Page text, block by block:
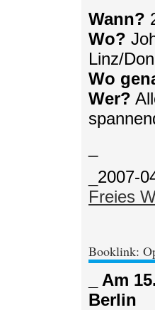
Wann?
Wo?
Linz/
Wo
Wer?
_2007-
Freies
Booklink:
_ Am
Berlin